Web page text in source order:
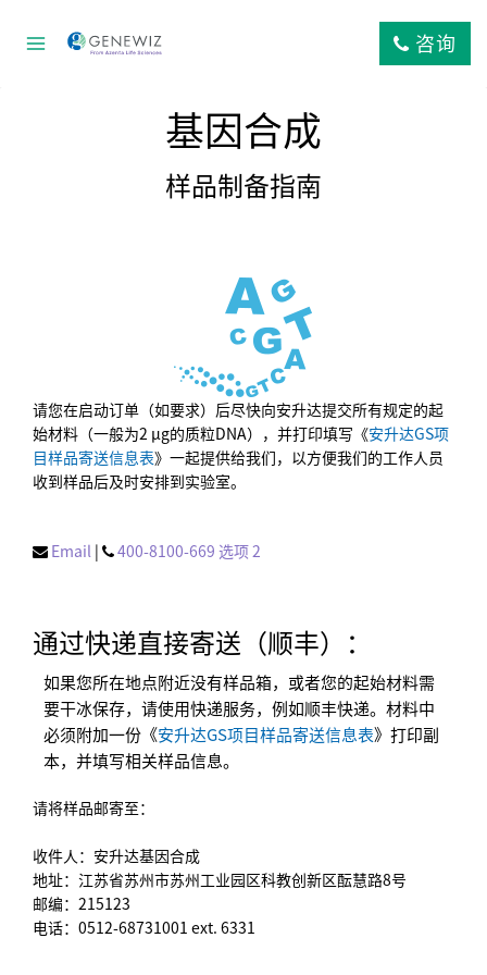
咨询
基因合成
样品制备指南
请您在启动订单（如要求）后尽快向安升达提交所有规定的起
始材料（一般为2 µg的质粒DNA），并打印填写《安升达GS项
目样品寄送信息表》一起提供给我们，以方便我们的工作人员
收到样品后及时安排到实验室。
Email | 400-8100-669 选项 2
通过快递直接寄送（顺丰）：
如果您所在地点附近没有样品箱，或者您的起始材料需
要干冰保存，请使用快递服务，例如顺丰快递。材料中
必须附加一份《安升达GS项目样品寄送信息表》打印副
本，并填写相关样品信息。
请将样品邮寄至：
收件人：安升达基因合成
地址：江苏省苏州市苏州工业园区科教创新区酝慧路8号
邮编：215123
电话：0512-68731001 ext. 6331